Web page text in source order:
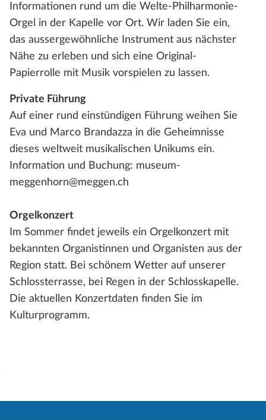
Informationen rund um die Welte-Philharmonie-
Orgel in der Kapelle vor Ort. Wir laden Sie ein,
das aussergewöhnliche Instrument aus nächster
Nähe zu erleben und sich eine Original-
Papierrolle mit Musik vorspielen zu lassen.
Private Führung
Auf einer rund einstündigen Führung weihen Sie
Eva und Marco Brandazza in die Geheimnisse
dieses weltweit musikalischen Unikums ein.
Information und Buchung: museum-
meggenhorn@meggen.ch
Orgelkonzert
Im Sommer findet jeweils ein Orgelkonzert mit
bekannten Organistinnen und Organisten aus der
Region statt. Bei schönem Wetter auf unserer
Schlossterrasse, bei Regen in der Schlosskapelle.
Die aktuellen Konzertdaten finden Sie im
Kulturprogramm.